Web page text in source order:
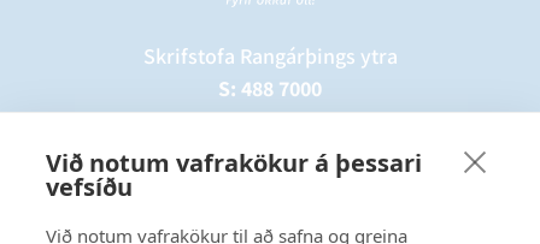
Við notum vafrakökur á þessari
vefsíðu
Við notum vafrakökur til að safna og greina
Skrifstofa Rangárþings ytra
S: 488 7000
S: 487 5284